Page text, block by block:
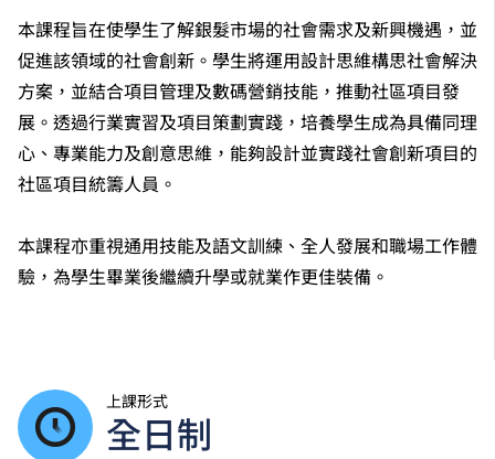
本課程旨在使學生了解銀髮市場的社會需求及新興機遇，並
促進該領域的社會創新。學生將運用設計思維構思社會解決
方案，並結合項目管理及數碼營銷技能，推動社區項目發
展。透過行業實習及項目策劃實踐，培養學生成為具備同理
心、專業能力及創意思維，能夠設計並實踐社會創新項目的
社區項目統籌人員。
本課程亦重視通用技能及語文訓練、全人發展和職場工作體
驗，為學生畢業後繼續升學或就業作更佳裝備。
上課形式
全日制